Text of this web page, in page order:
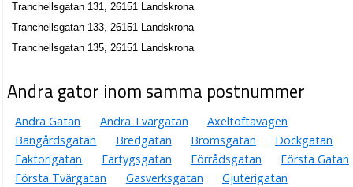
Tranchellsgatan 131, 26151 Landskrona
Tranchellsgatan 133, 26151 Landskrona
Tranchellsgatan 135, 26151 Landskrona
Andra gator inom samma postnummer
Andra Gatan Andra Tvärgatan
Axeltoftavägen
Bangårdsgatan
Bredgatan Bromsgatan
Dockgatan
Faktorigatan
Fartygsgatan Förrådsgatan
Första Gatan
Första Tvärgatan
Gasverksgatan
Gjuterigatan